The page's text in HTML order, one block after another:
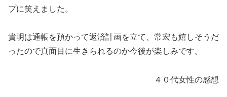
プに笑えました。
貴明は通帳を預かって返済計画を立て、常宏も嬉しそうだ
ったので真面目に生きられるのか今後が楽しみです。
４０代女性の感想